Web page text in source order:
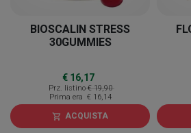
BIOSCALIN STRESS
30GUMMIES
€ 16,17
Prz. listino € 19,90
Prima era € 16,14
shopping_cart ACQUISTA